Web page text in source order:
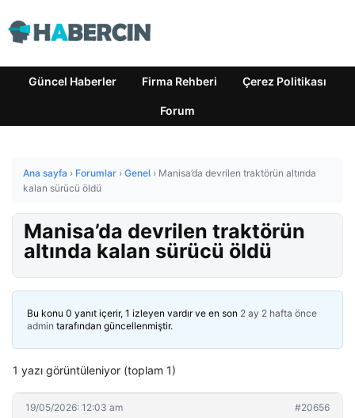
Güncel Haberler Firma Rehberi Çerez Politikası
Forum
Ana sayfa › Forumlar › Genel › Manisa’da devrilen traktörün altında
kalan sürücü öldü
Manisa’da devrilen traktörün
altında kalan sürücü öldü
Bu konu 0 yanıt içerir, 1 izleyen vardır ve en son 2 ay 2 hafta önce
admin tarafından güncellenmiştir.
1 yazı görüntüleniyor (toplam 1)
19/05/2026: 12:03 am #20656